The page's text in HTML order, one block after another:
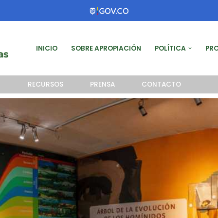
INICIO SOBRE APROPIACIÓN POLÍTICA
RECURSOS PRENSA CONTACTO